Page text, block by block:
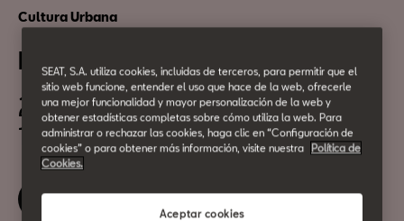
Cultura Urbana
Running Tribe CASA SEAT
29 de Abril
19:00h
Reserva tu entrada
SEAT, S.A. utiliza cookies, incluidas de terceros, para permitir que el
sitio web funcione, entender el uso que hace de la web, ofrecerle
una mejor funcionalidad y mayor personalización de la web y
obtener estadísticas completas sobre cómo utiliza la web. Para
administrar o rechazar las cookies, haga clic en “Configuración de
cookies” o para obtener más información, visite nuestra
Política de
Cookies.
Aceptar cookies